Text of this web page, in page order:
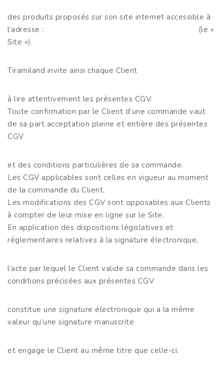
des produits proposés sur son site internet accessible à
l’adresse :
(le «
Site »).
Tiramiland invite ainsi chaque Client
à lire attentivement les présentes CGV.
Toute confirmation par le Client d’une commande vaut
de sa part acceptation pleine et entière des présentes
CGV
et des conditions particulières de sa commande.
Les CGV applicables sont celles en vigueur au moment
de la commande du Client.
Les modifications des CGV sont opposables aux Clients
à compter de leur mise en ligne sur le Site.
En application des dispositions législatives et
réglementaires relatives à la signature électronique,
l’acte par lequel le Client valide sa commande dans les
conditions précisées aux présentes CGV
constitue une signature électronique qui a la même
valeur qu’une signature manuscrite
et engage le Client au même titre que celle-ci.